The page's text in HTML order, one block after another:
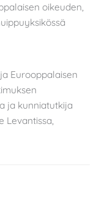
oikeuden,
Eurooppalaisen
ja kunniatutkija
Levantissa,